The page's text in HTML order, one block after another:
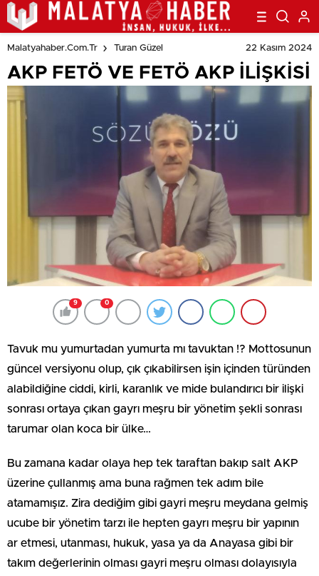
Malatyahaber.com.tr Turan Güzel 22 Kasım 2024
AKP FETÖ VE FETÖ AKP İLİŞKİSİ
9 0
Tavuk mu yumurtadan yumurta mı tavuktan !? Mottosunun
güncel versiyonu olup, çık çıkabilirsen işin içinden türünden
alabildiğine ciddi, kirli, karanlık ve mide bulandırıcı bir ilişki
sonrası ortaya çıkan gayrı meşru bir yönetim şekli sonrası
tarumar olan koca bir ülke…
Bu zamana kadar olaya hep tek taraftan bakıp salt AKP
üzerine çullanmış ama buna rağmen tek adım bile
atamamışız. Zira dediğim gibi gayri meşru meydana gelmiş
ucube bir yönetim tarzı ile hepten gayrı meşru bir yapının
ar etmesi, utanması, hukuk, yasa ya da Anayasa gibi bir
takım değerlerinin olması gayri meşru olması dolayısıyla